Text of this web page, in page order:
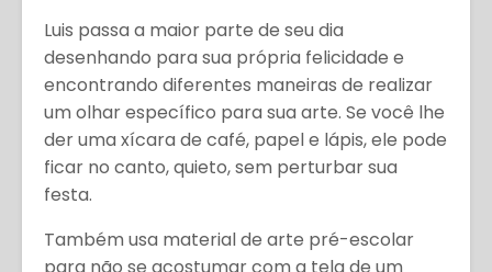
Luis passa a maior parte de seu dia
desenhando para sua própria felicidade e
encontrando diferentes maneiras de realizar
um olhar específico para sua arte. Se você lhe
der uma xícara de café, papel e lápis, ele pode
ficar no canto, quieto, sem perturbar sua
festa.
Também usa material de arte pré-escolar